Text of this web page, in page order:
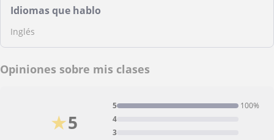
Idiomas que hablo
Inglés
Opiniones sobre mis clases
5
★ 3
4
5 100%